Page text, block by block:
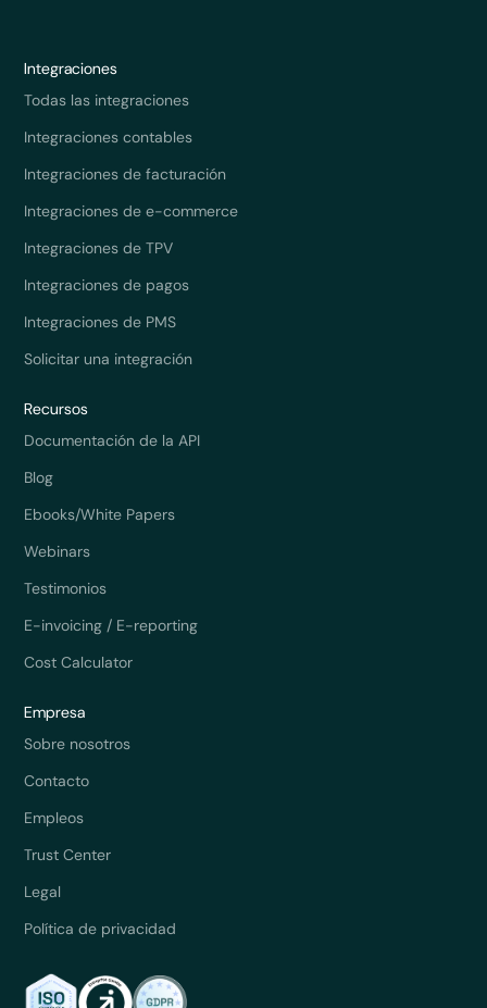
Integraciones
Todas las integraciones
Integraciones contables
Integraciones de facturación
Integraciones de e-commerce
Integraciones de TPV
Integraciones de pagos
Integraciones de PMS
Solicitar una integración
Recursos
Documentación de la API
Blog
Ebooks/White Papers
Webinars
Testimonios
E-invoicing / E-reporting
Cost Calculator
Empresa
Sobre nosotros
Contacto
Empleos
Trust Center
Legal
Política de privacidad